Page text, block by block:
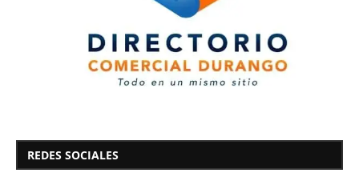
REDES SOCIALES